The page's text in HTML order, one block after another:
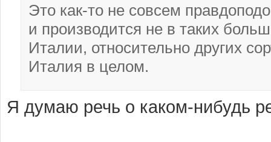
Это как-то не совсем
и производится не в таких
Италии, относительно других
Италия в целом.
Я думаю речь о каком-нибудь